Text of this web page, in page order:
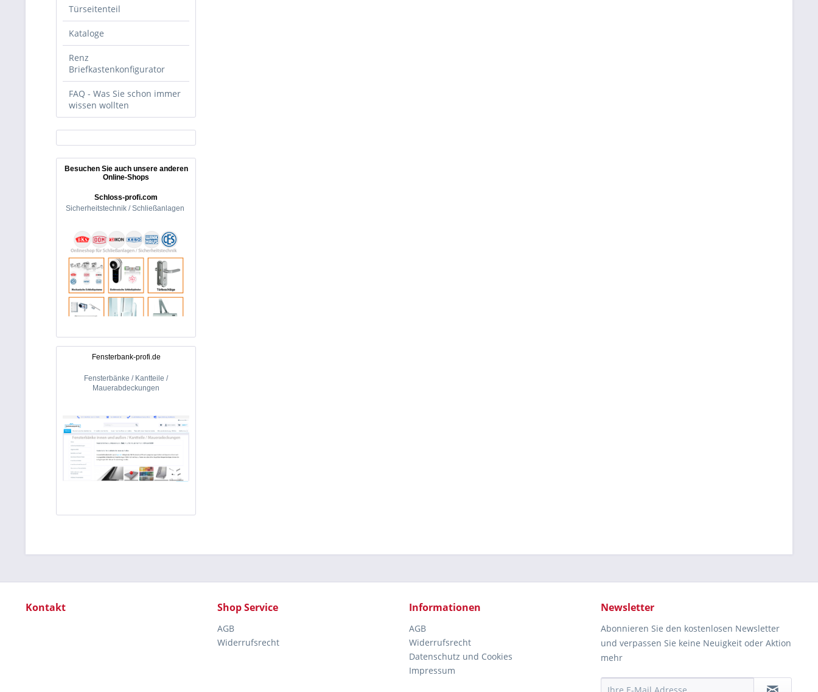
Türseitenteil
Kataloge
Renz
Briefkastenkonfigurator
FAQ - Was Sie schon immer
wissen wollten
Besuchen Sie auch unsere anderen
Online-Shops
Schloss-profi.com
Sicherheitstechnik / Schließanlagen
Fensterbank-profi.de
Fensterbänke / Kantteile /
Mauerabdeckungen
Kontakt Shop Service
AGB
Widerrufsrecht
Informationen
AGB
Widerrufsrecht
Datenschutz und Cookies
Impressum
Newsletter
Abonnieren Sie den kostenlosen Newsletter
und verpassen Sie keine Neuigkeit oder Aktion
mehr